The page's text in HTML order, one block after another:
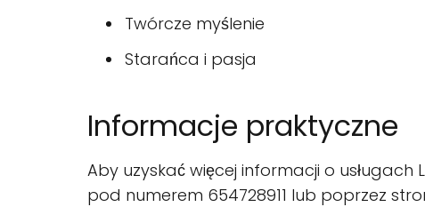
Twórcze myślenie
Starańca i pasja
Informacje praktyczne
Aby uzyskać więcej informacji o
pod numerem 654728911 lub poprzez